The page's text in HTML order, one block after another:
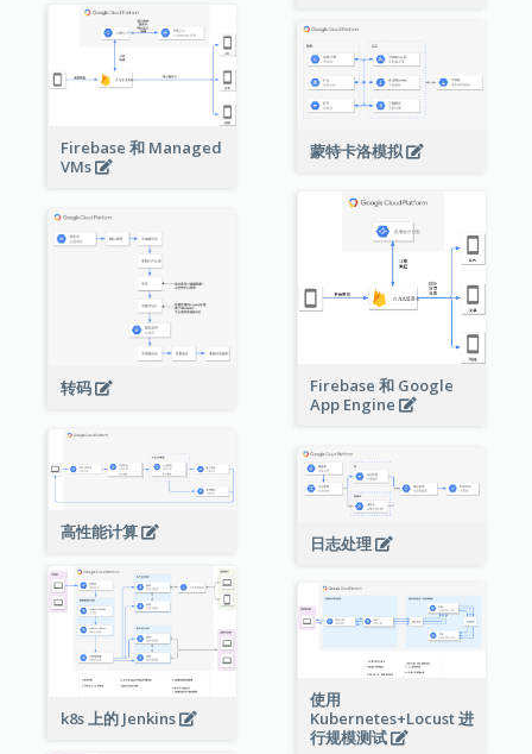
Firebase 和 Managed
VMs
蒙特卡洛模拟
Firebase 和 Google
App Engine
转码
高性能计算
日志处理
k8s 上的 Jenkins
使用
Kubernetes+Locust 进
行规模测试